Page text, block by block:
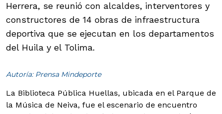
Herrera, se reunió con alcaldes, interventores y
constructores de 14 obras de infraestructura
deportiva que se ejecutan en los departamentos
del Huila y el Tolima.
Autoría: Prensa Mindeporte
La Biblioteca Pública Huellas, ubicada en el Parque de
la Música de Neiva, fue el escenario de encuentro